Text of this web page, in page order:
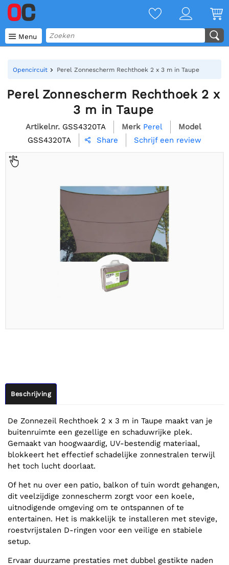
 Menu
Opencircuit Perel Zonnescherm Rechthoek 2 x 3 m in Taupe
Perel Zonnescherm Rechthoek 2 x
3 m in Taupe
Artikelnr. GSS4320TA Merk Perel
Model
GSS4320TA
 Share Schrijf een review
Beschrijving
De Zonnezeil Rechthoek 2 x 3 m in Taupe maakt van je
buitenruimte een gezellige en schaduwrijke plek.
Gemaakt van hoogwaardig, UV-bestendig materiaal,
blokkeert het effectief schadelijke zonnestralen terwijl
het toch lucht doorlaat.
Of het nu over een patio, balkon of tuin wordt gehangen,
dit veelzijdige zonnescherm zorgt voor een koele,
uitnodigende omgeving om te ontspannen of te
entertainen. Het is makkelijk te installeren met stevige,
roestvrijstalen D-ringen voor een veilige en stabiele
setup.
Ervaar duurzame prestaties met dubbel gestikte naden